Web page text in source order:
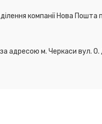
компанії Нова Пошта
за адресою м. Черкаси вул.